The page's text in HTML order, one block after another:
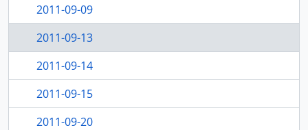
2011-09-09
2011-09-13
2011-09-14
2011-09-15
2011-09-20